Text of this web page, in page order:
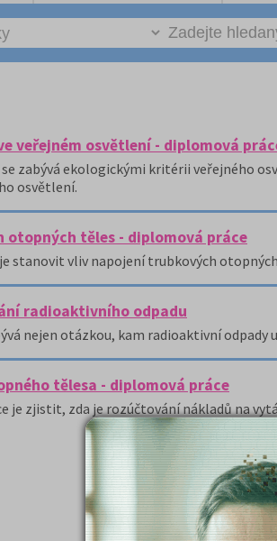
veřejném osvětlení - diplomová
zabývá ekologickými kritérii veřejného
osvětlení.
otopných těles - diplomová práce
stanovit vliv napojení trubkových
radioaktivního odpadu
nejen otázkou, kam radioaktivní
tělesa - diplomová práce
je zjistit, zda je rozúčtování nákladů na